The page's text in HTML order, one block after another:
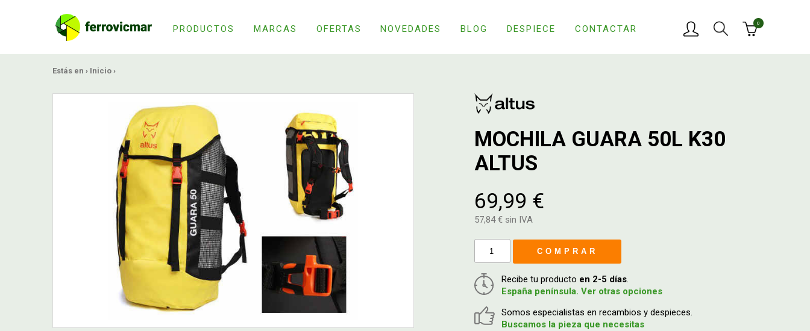
PRODUCTOS MARCAS OFERTAS NOVEDADES BLOG DESPIECE CONTACTAR
0
Estás en › Inicio ›
MOCHILA GUARA 50L K30
ALTUS
69,99 €
57,84 € sin IVA
COMPRAR
Recibe tu producto en 2-5 días.
España península. Ver otras opciones
Somos especialistas en recambios y despieces.
Buscamos la pieza que necesitas